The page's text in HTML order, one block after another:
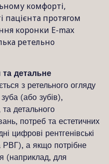
комфорті,
пацієнта протягом
коронки E-max
ретельно
та детальне
з ретельного огляду
(або зубів),
детального
потреб та естетичних
цифрові рентгенівські
РВГ), а якщо потрібне
(наприклад, для